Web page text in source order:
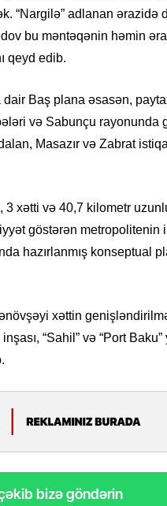
“Nargilə” adlanan ərazidə
bu məntəqənin həmin
qeyd edib.
Baş plana əsasən,
və Sabunçu rayonunda
Masazır və Zabrat
3 xətti və 40,7 kilometr
göstərən metropolitenin
hazırlanmış konseptual
xəttin
“Sahil” və “Port Baku”
bizə göndərin